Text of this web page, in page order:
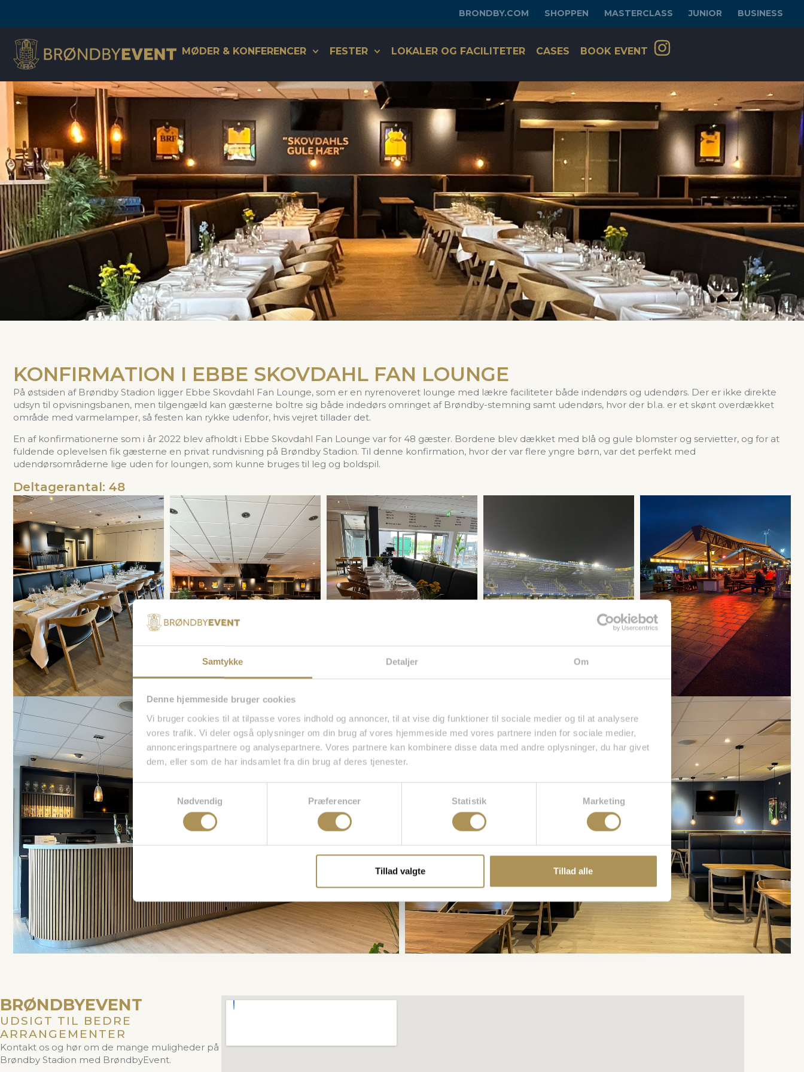
Samtykke Detaljer Om
Denne hjemmeside bruger cookies
Vi bruger cookies til at tilpasse vores indhold og annoncer, til at vise dig funktioner til sociale medier og til at analysere
vores trafik. Vi deler også oplysninger om din brug af vores hjemmeside med vores partnere inden for sociale medier,
annonceringspartnere og analysepartnere. Vores partnere kan kombinere disse data med andre oplysninger, du har givet
dem, eller som de har indsamlet fra din brug af deres tjenester.
Nødvendig
Præferencer Statistik Marketing
Tillad valgte Tillad alle
BRONDBY.COM SHOPPEN MASTERCLASS JUNIOR BUSINESS
MØDER & KONFERENCER FESTER LOKALER OG FACILITETER CASES BOOK EVENT
KONFIRMATION I EBBE SKOVDAHL FAN LOUNGE
På østsiden af Brøndby Stadion ligger Ebbe Skovdahl Fan Lounge, som er en nyrenoveret lounge med lækre faciliteter både indendørs og udendørs. Der er ikke direkte
udsyn til opvisningsbanen, men tilgengæld kan gæsterne boltre sig både indedørs omringet af Brøndby-stemning samt udendørs, hvor der bl.a. er et skønt overdækket
område med varmelamper, så festen kan rykke udenfor, hvis vejret tillader det.
En af konfirmationerne som i år 2022 blev afholdt i Ebbe Skovdahl Fan Lounge var for 48 gæster. Bordene blev dækket med blå og gule blomster og servietter, og for at
fuldende oplevelsen fik gæsterne en privat rundvisning på Brøndby Stadion. Til denne konfirmation, hvor der var flere yngre børn, var det perfekt med
udendørsområderne lige uden for loungen, som kunne bruges til leg og boldspil.
Deltagerantal: 48
BRØNDBYEVENT
UDSIGT TIL BEDRE
ARRANGEMENTER
Kontakt os og hør om de mange muligheder på
Brøndby Stadion med BrøndbyEvent.